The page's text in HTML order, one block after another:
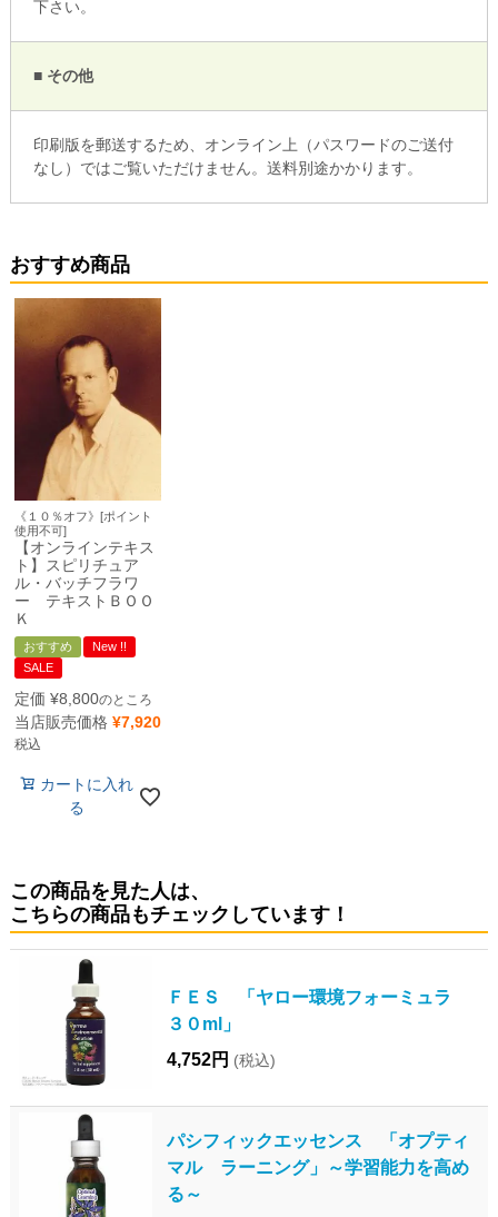
下さい。
■ その他
印刷版を郵送するため、オンライン上（パスワードのご送付
なし）ではご覧いただけません。送料別途かかります。
おすすめ商品
《１０％オフ》[ポイント
使用不可]
【オンラインテキス
ト】スピリチュア
ル・バッチフラワ
ー テキストＢＯＯ
Ｋ
おすすめ
New !!
SALE
定価 ¥8,800のところ
当店販売価格 ¥7,920
税込
カートに入れ
る
この商品を見た人は、
こちらの商品もチェックしています！
ＦＥＳ 「ヤロー環境フォーミュラ
３０ml」
4,752円 (税込)
パシフィックエッセンス 「オプティ
マル ラーニング」～学習能力を高め
る～